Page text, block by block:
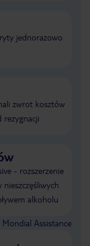
jednorazowo
zwrot kosztów
rezygnacji
- rozszerzenie
alkoholu
Mondial Assistance